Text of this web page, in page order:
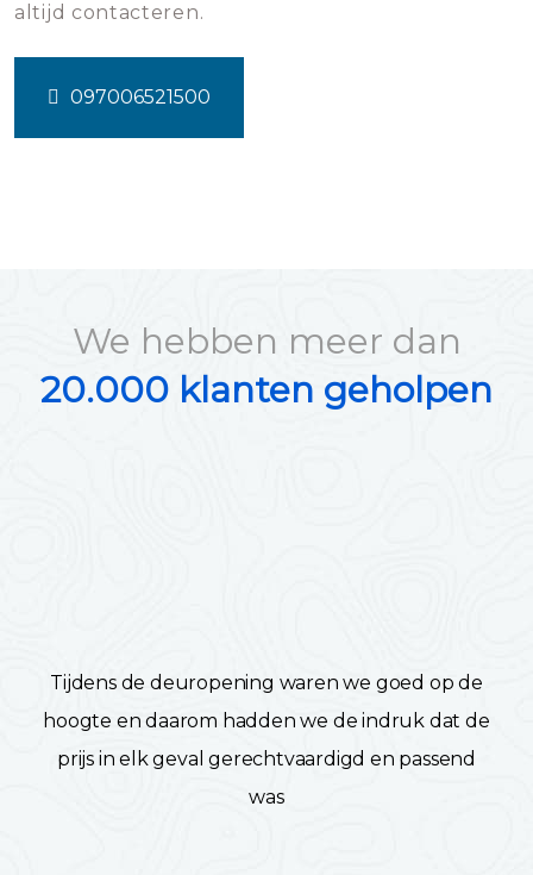
altijd contacteren.
097006521500
We hebben meer dan
20.000 klanten geholpen
Tijdens de deuropening waren we goed op de
hoogte en daarom hadden we de indruk dat de
prijs in elk geval gerechtvaardigd en passend
was